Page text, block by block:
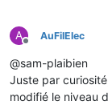
A
Offline
AuFilElec
@sam-plaibien
Juste par
modifié le niveau